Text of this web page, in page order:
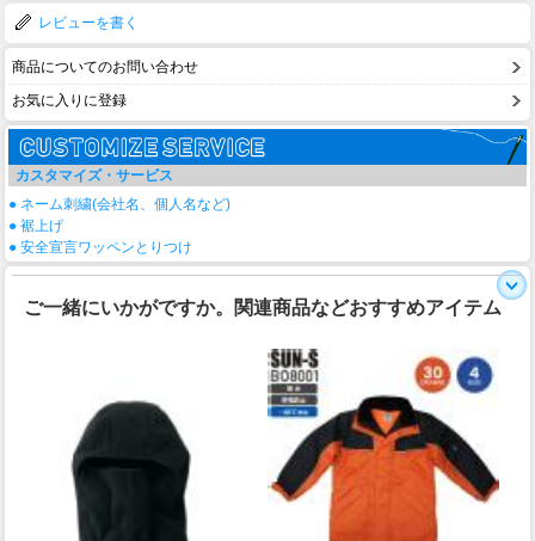
レビューを書く
商品についてのお問い合わせ
お気に入りに登録
カスタマイズ・サービス
● ネーム刺繍(会社名、個人名など)
● 裾上げ
● 安全宣言ワッペンとりつけ
ご一緒にいかがですか。関連商品などおすすめアイテム